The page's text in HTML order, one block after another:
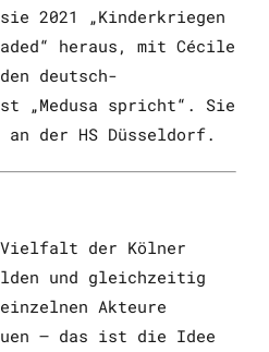
2021 „Kinderkriegen
heraus, mit Cécile
deutsch-
„Medusa spricht“. Sie
der HS Düsseldorf.
Vielfalt der Kölner
und gleichzeitig
Akteure
– das ist die Idee